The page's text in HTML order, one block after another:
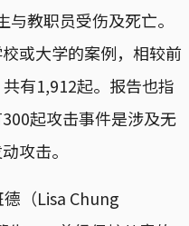
教职员受伤及死亡。
或大学的案例，相较前
有1,912起。报告也指
起攻击事件是涉及无
攻击。
（Lisa Chung